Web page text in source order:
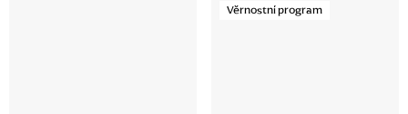
Věrnostní program